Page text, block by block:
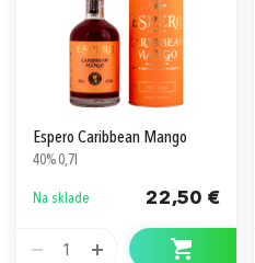
Espero Caribbean Mango
40% 0,7l
Na sklade 22,50 €
1